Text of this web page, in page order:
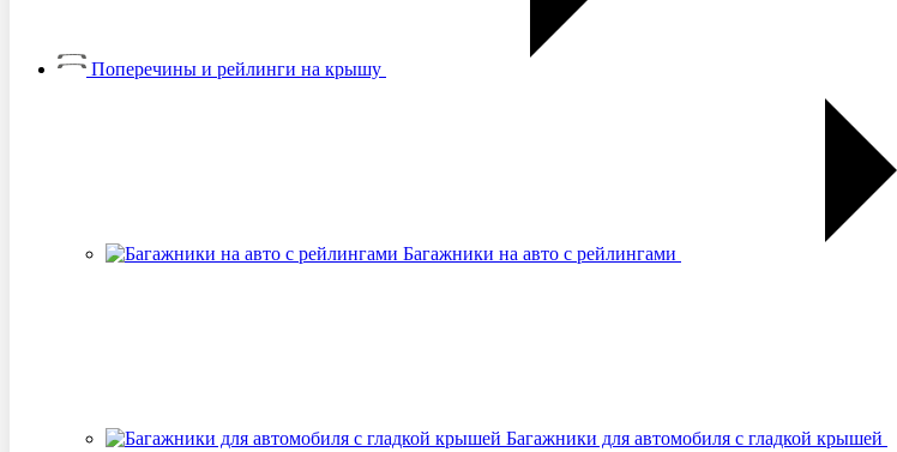
Поперечины и рейлинги на крышу
Багажники на авто с рейлингами
Багажники для автомобиля с гладкой крышей